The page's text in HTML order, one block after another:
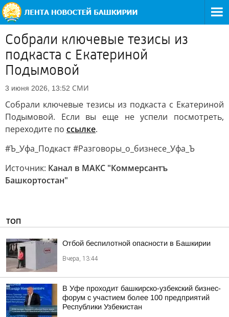
Собрали ключевые тезисы из
подкаста с Екатериной
Подымовой
3 июня 2026, 13:52 СМИ
Собрали ключевые тезисы из подкаста с Екатериной
Подымовой. Если вы еще не успели посмотреть,
переходите по ссылке.
#Ъ_Уфа_Подкаст #Разговоры_о_бизнесе_Уфа_Ъ
Источник: Канал в МАКС "Коммерсантъ
Башкортостан"
ТОП
Отбой беспилотной опасности в Башкирии
Вчера, 13:44
В Уфе проходит башкирско-узбекский бизнес-
форум с участием более 100 предприятий
Республики Узбекистан